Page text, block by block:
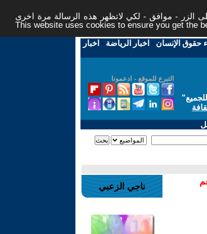
الزر - موافق - لكي لاتظهر هذه الرسالة مرة اخرى -
This website uses cookies to ensure you get the
حقوق الإنسان - اخبار الرياضة - اخبار
التبرع للموقع - ادعمونا
"
ناجي الزعبي